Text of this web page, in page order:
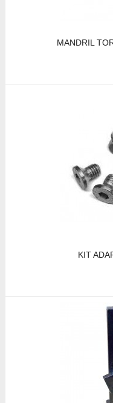
MANDRIL
KIT